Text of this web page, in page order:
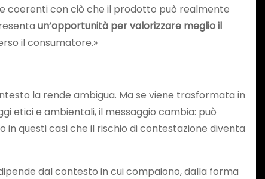
coerenti con ciò che il prodotto può realmente
un’opportunità per valorizzare meglio il
il consumatore.»
la rende ambigua. Ma se viene trasformata in
etici e ambientali, il messaggio cambia: può
in questi casi che il rischio di contestazione diventa
dal contesto in cui compaiono, dalla forma